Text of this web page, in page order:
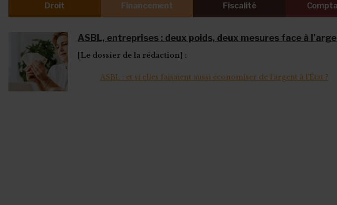
Droit Financement Fiscalité
ASBL, entreprises : deux poids, deux mesures face à
[Le dossier de la rédaction] :
ASBL : et si elles faisaient aussi économiser de l’argent à l’État ?